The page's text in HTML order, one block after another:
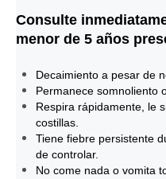
Consulte
menor de 5 años
Decaimiento a pesar de
Permanece somnoliento
Respira rápidamente, le
costillas.
Tiene fiebre persistente
de controlar.
No come nada o vomita